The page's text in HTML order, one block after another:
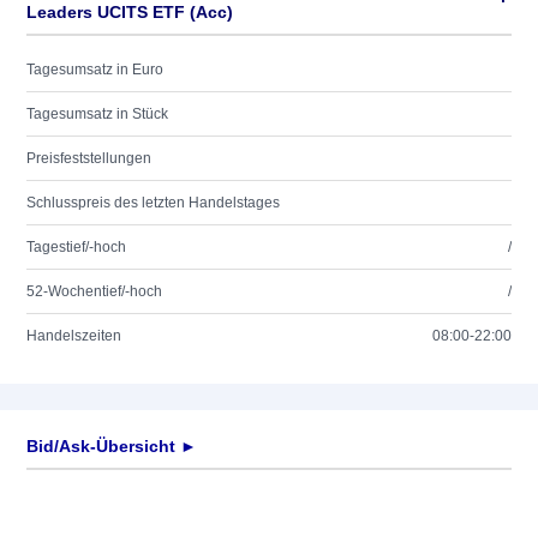
Leaders UCITS ETF (Acc)
Tagesumsatz in Euro
Tagesumsatz in Stück
Preisfeststellungen
Schlusspreis des letzten Handelstages
Tagestief/-hoch /
52-Wochentief/-hoch /
Handelszeiten 08:00-22:00
Bid/Ask-Übersicht ►